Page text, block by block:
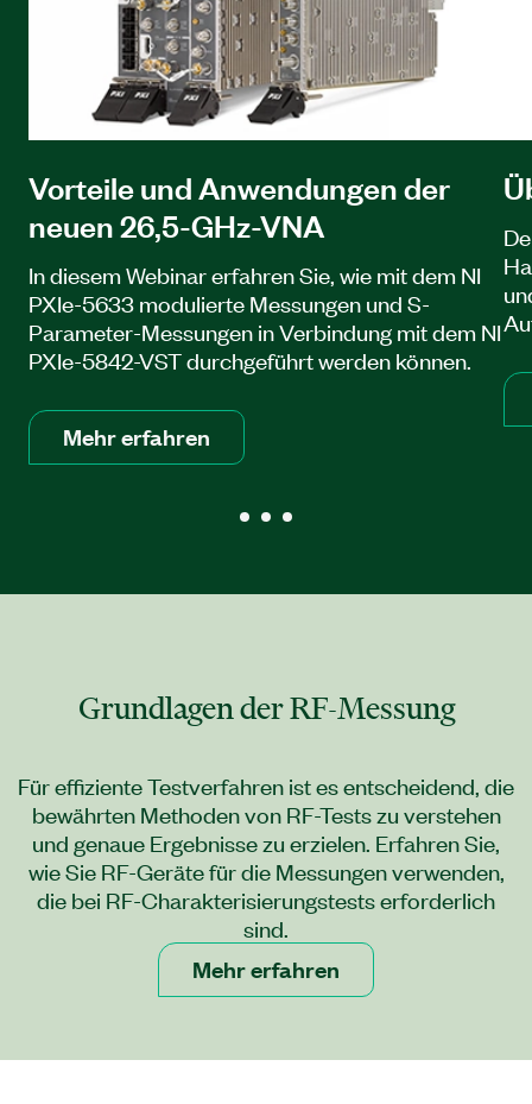
Vorteile und Anwendungen der
neuen 26,5-GHz-VNA
In diesem Webinar erfahren Sie, wie mit dem NI
PXIe-5633 modulierte Messungen und S-
Parameter-Messungen in Verbindung mit dem NI
PXIe-5842-VST durchgeführt werden können.
Mehr erfahren
Grundlagen der RF-Messung
Für effiziente Testverfahren ist es entscheidend, die
bewährten Methoden von RF-Tests zu verstehen
und genaue Ergebnisse zu erzielen. Erfahren Sie,
wie Sie RF-Geräte für die Messungen verwenden,
die bei RF-Charakterisierungstests erforderlich
sind.
Mehr erfahren